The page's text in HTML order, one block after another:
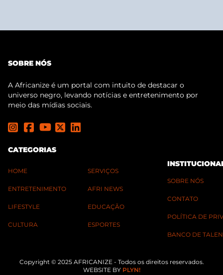
SOBRE NÓS
A Africanize é um portal com intuito de destacar o
universo negro, levando notícias e entretenimento por
meio das mídias sociais.
CATEGORIAS
HOME
ENTRETENIMENTO
LIFESTYLE
CULTURA
SERVIÇOS
AFRI NEWS
EDUCAÇÃO
ESPORTES
SOBRE NÓS
CONTATO
POLÍTICA DE
BANCO DE
Copyright © 2025 AFRICANIZE - Todos os direitos reservados.
WEBSITE BY PLYN!